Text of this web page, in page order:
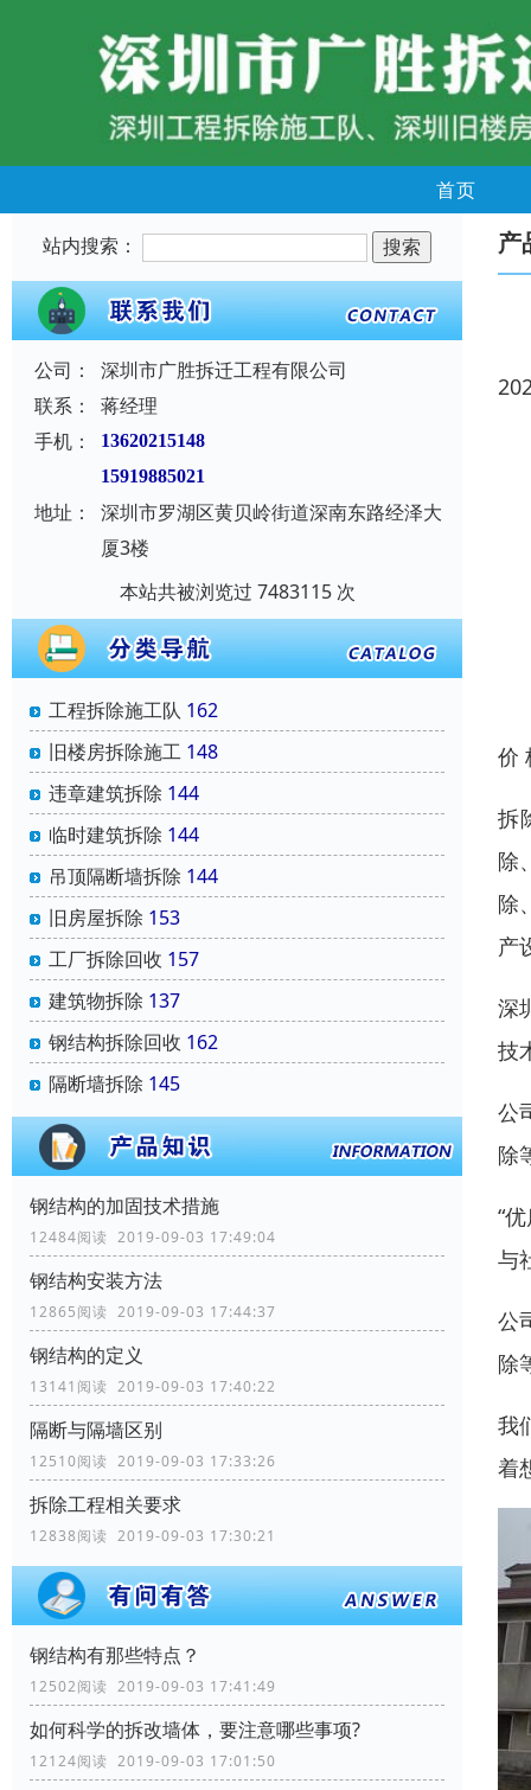
首页
站内搜索：
公司：
深圳市广胜拆迁工程有限公司
联系：
蒋经理
手机：
13620215148
15919885021
地址：
深圳市罗湖区黄贝岭街道深南东路经泽大
厦3楼
本站共被浏览过 7483115 次
工程拆除施工队 162
旧楼房拆除施工 148
违章建筑拆除 144
临时建筑拆除 144
吊顶隔断墙拆除 144
旧房屋拆除 153
工厂拆除回收 157
建筑物拆除 137
钢结构拆除回收 162
隔断墙拆除 145
钢结构的加固技术措施
12484阅读 2019-09-03 17:49:04
钢结构安装方法
12865阅读 2019-09-03 17:44:37
钢结构的定义
13141阅读 2019-09-03 17:40:22
隔断与隔墙区别
12510阅读 2019-09-03 17:33:26
拆除工程相关要求
12838阅读 2019-09-03 17:30:21
钢结构有那些特点？
12502阅读 2019-09-03 17:41:49
如何科学的拆改墙体，要注意哪些事项?
12124阅读 2019-09-03 17:01:50
产
价
拆
除
除
产
深
技
公
除
“
与
公
除
我
着